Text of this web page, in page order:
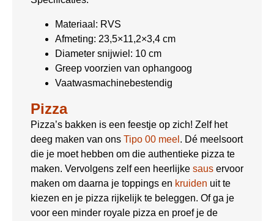
Materiaal: RVS
Afmeting: 23,5×11,2×3,4 cm
Diameter snijwiel: 10 cm
Greep voorzien van ophangoog
Vaatwasmachinebestendig
Pizza
Pizza’s bakken is een feestje op zich! Zelf het
deeg maken van ons Tipo 00 meel . Dé meelsoort
die je moet hebben om die authentieke pizza te
maken. Vervolgens zelf een heerlijke saus ervoor
maken om daarna je toppings en kruiden uit te
kiezen en je pizza rijkelijk te beleggen. Of ga je
voor een minder royale pizza en proef je de